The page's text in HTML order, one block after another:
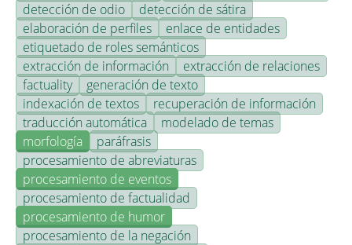
detección de odio
detección de sátira
elaboración de perfiles
enlace de entidades
etiquetado de roles semánticos
extracción de información
extracción de relaciones
factuality
generación de texto
indexación de textos
recuperación de información
traducción automática
modelado de temas
morfología
paráfrasis
procesamiento de abreviaturas
procesamiento de eventos
procesamiento de factualidad
procesamiento de humor
procesamiento de la negación